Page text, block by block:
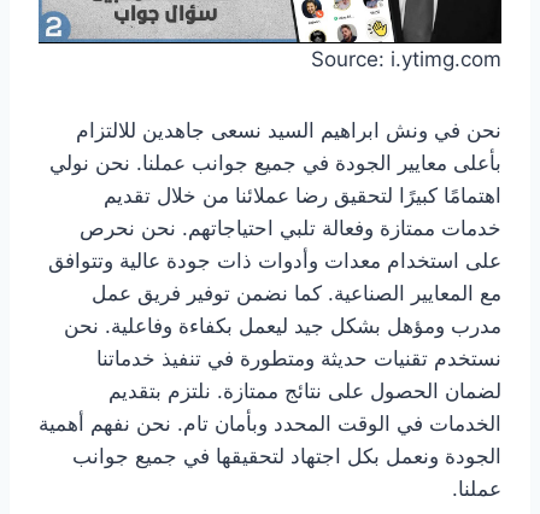
Source: i.ytimg.com
نحن في ونش ابراهيم السيد نسعى جاهدين للالتزام
بأعلى معايير الجودة في جميع جوانب عملنا. نحن نولي
اهتمامًا كبيرًا لتحقيق رضا عملائنا من خلال تقديم
خدمات ممتازة وفعالة تلبي احتياجاتهم. نحن نحرص
على استخدام معدات وأدوات ذات جودة عالية وتتوافق
مع المعايير الصناعية. كما نضمن توفير فريق عمل
مدرب ومؤهل بشكل جيد ليعمل بكفاءة وفاعلية. نحن
نستخدم تقنيات حديثة ومتطورة في تنفيذ خدماتنا
لضمان الحصول على نتائج ممتازة. نلتزم بتقديم
الخدمات في الوقت المحدد وبأمان تام. نحن نفهم أهمية
الجودة ونعمل بكل اجتهاد لتحقيقها في جميع جوانب
عملنا.